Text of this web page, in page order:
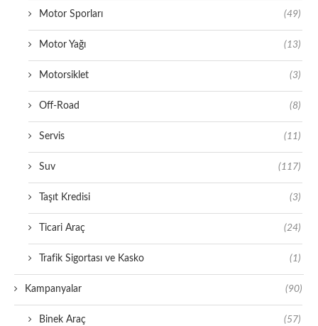
Motor Sporları (49)
Motor Yağı (13)
Motorsiklet (3)
Off-Road (8)
Servis (11)
Suv (117)
Taşıt Kredisi (3)
Ticari Araç (24)
Trafik Sigortası ve Kasko (1)
Kampanyalar (90)
Binek Araç (57)